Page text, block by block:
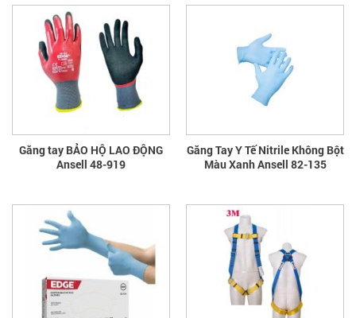
Găng tay BẢO HỘ LAO ĐỘNG
Ansell 48-919
Găng Tay Y Tế Nitrile Không Bột
Màu Xanh Ansell 82-135